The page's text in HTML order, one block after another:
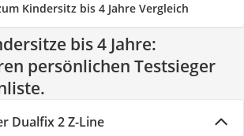
Kindersitz bis 4 Jahre Vergleich
bis 4 Jahre:
persönlichen Testsieger
Dualfix 2 Z-Line